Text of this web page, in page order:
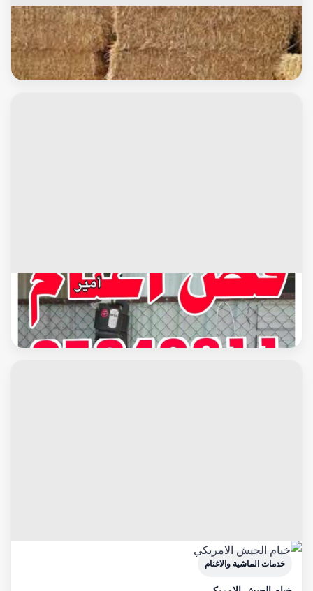
خدمات الماشية والاغنام
اتبان باكستانيه
خدمات الماشية والاغنام
قص اغنام امير 65942811
خدمات الماشية والاغنام